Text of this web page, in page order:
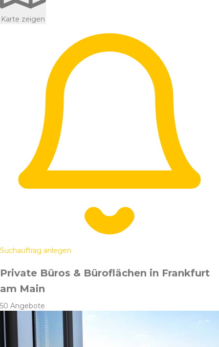
Karte zeigen
Suchauftrag anlegen
Private Büros & Büroflächen in Frankfurt
am Main
50 Angebote